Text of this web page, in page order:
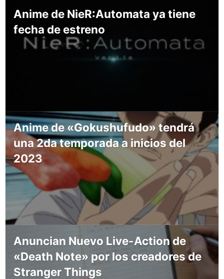
Anime de NieR:Automata ya tiene
fecha de estreno
Anime de «Gokushufudo» tendrá
una 2da temporada a inicios del
2023
Anuncian Nuevo Live-Action de
«Death Note» por los creadores de
Stranger Things